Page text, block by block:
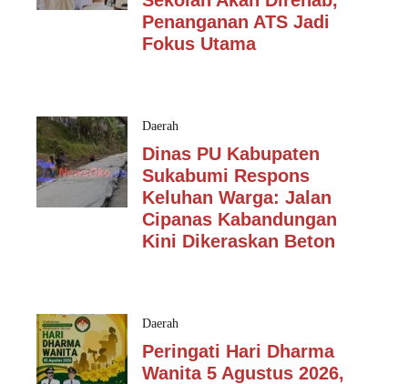
Penanganan ATS Jadi
Fokus Utama
Daerah
Dinas PU Kabupaten
Sukabumi Respons
Keluhan Warga: Jalan
Cipanas Kabandungan
Kini Dikeraskan Beton
Daerah
Peringati Hari Dharma
Wanita 5 Agustus 2026,